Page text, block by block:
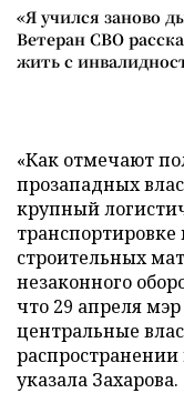
«Я учился заново
Ветеран СВО
жить с
«Как отмечают
прозападных
крупный
строительных
незаконного
что 29 апреля
центральные
распространении
указала Захарова.